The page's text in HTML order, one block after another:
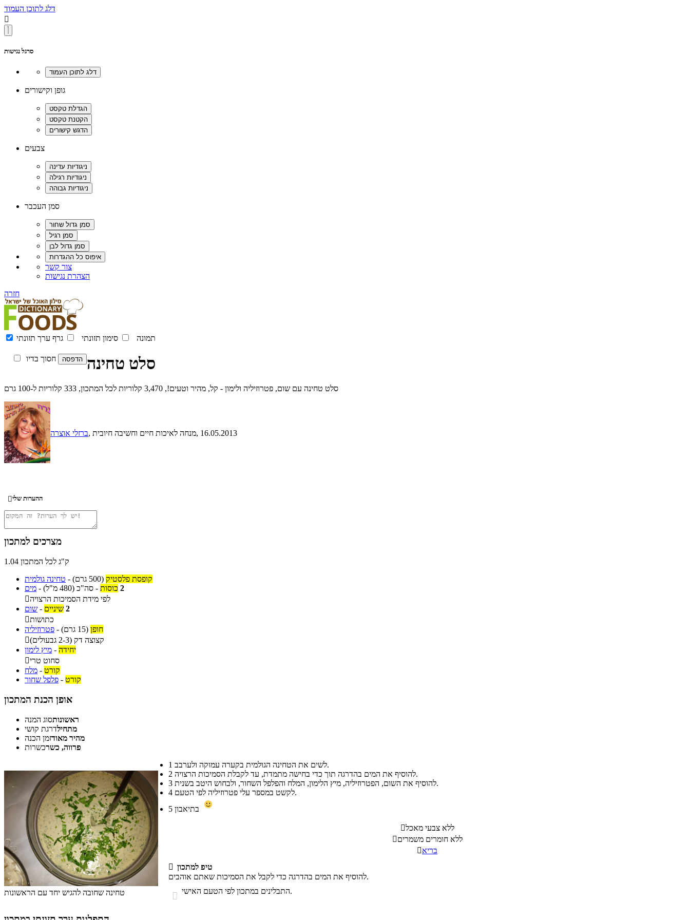
דלג לתוכן העמוד

סרגל נגישות
גופן וקישורים
צבעים
סמן העכבר
צור קשר
הצהרת נגישות
חזרה
תמונה סימון תזונתי גרף ערך תזונתי
חסוך בדיו סלט טחינה
סלט טחינה עם שום, פטרוזיליה ולימון - קל, מהיר וטעים!, 3,470 קלוריות לכל המתכון, 333 קלוריות ל-100 גרם
ברזלי אוצרה , מנחה לאיכות חיים וחשיבה חיובית, 16.05.2013
ההערות שלי
מצרכים למתכון
1.04 ק"ג לכל המתכון
טחינה גולמית - קופסת פלסטיק (500 גרם)
מים - 2 כוסות - סה"כ (480 מ"ל)
לפי מידת הסמיכות הרצויה
שום - 2 שיניים
כתושות
פטרוזיליה - חופן (15 גרם)

קצוצה דק (2-3 גבעולים)
מיץ לימון - יחידה
סחוט טרי
מלח - קורט
פלפל שחור - קורט
אופן הכנת המתכון
ראשונותסוג המנה
מתחילדרגת קושי
מהיר מאודזמן הכנה
פרווה, כשרכשרות
טחינה שחובה להגיש יחד עם הראשונות
1
לשים את הטחינה הגולמית בקערה עמוקה ולערבב.
2
להוסיף את המים בהדרגה תוך כדי בחישה מתמדת, עד לקבלת הסמיכות הרצויה.
3
להוסיף את השום, הפטרוזיליה, מיץ הלימון, המלח והפלפל השחור, ולבחוש היטב בשנית.
4
לקשט במספר עלי פטרוזיליה לפי הטעם.
5
ללא צבעי מאכל
ללא חומרים משמרים
בריא
 טיפ למתכון
להוסיף את המים בהדרגה כדי לקבל את הסמיכות שאתם אוהבים.
 התבלינים במתכון לפי הטעם האישי.